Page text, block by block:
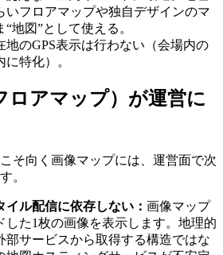
いフロアマップや独自デザインのマ
地図”として使える。
地のGPS表示は行わない（会場内の
特化）。
ロアマップ）が運営に
そ向く画像マップには、運営面で次
。
ル配信に依存しない： 画像マップ
した1枚の画像を表示します。地理的
部サービスから取得する構造ではな